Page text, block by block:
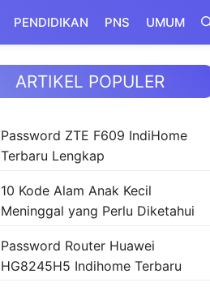
PENDIDIKAN PNS UMUM
ARTIKEL POPULER
Password ZTE F609 IndiHome
Terbaru Lengkap
10 Kode Alam Anak Kecil
Meninggal yang Perlu Diketahui
Password Router Huawei
HG8245H5 Indihome Terbaru